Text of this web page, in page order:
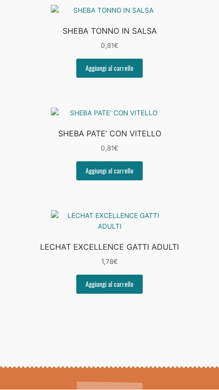
SHEBA TONNO IN SALSA
0,81€
Aggiungi al carrello
SHEBA PATE’ CON VITELLO
0,81€
Aggiungi al carrello
LECHAT EXCELLENCE GATTI ADULTI
1,78€
Aggiungi al carrello